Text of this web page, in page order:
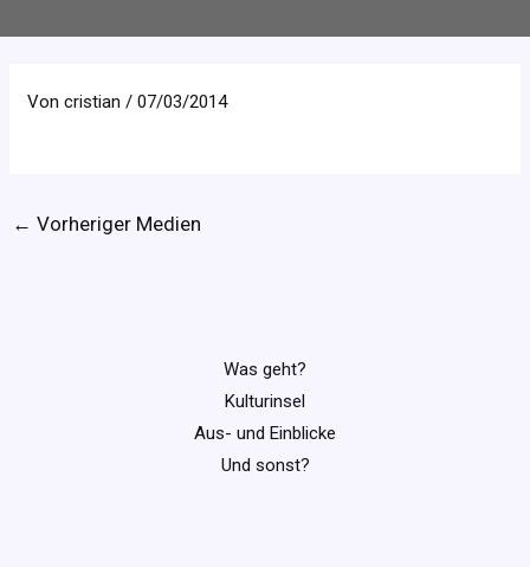
Voncristian/07/03/2014
← Vorheriger Medien
Was geht?
Kulturinsel
Aus- und Einblicke
Und sonst?